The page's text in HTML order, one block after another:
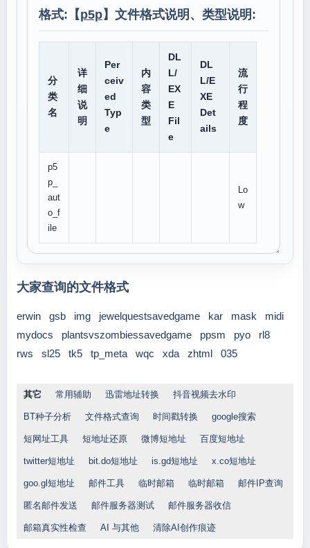
格式:【p5p】文件格式说明、类型说明:
分
类
名
详
细
说
明
Per
ceiv
ed
Typ
e
内
容
类
型
DL
L/
EX
E
Fil
e
DL
L/E
XE
Det
ails
流
行
程
度
p5
p_
aut
o_f
ile
Lo
w
大家查询的文件格式
erwin gsb img jewelquestsavedgame kar mask
midi
mydocs
plantsvszombiessavedgame ppsm pyo
rl8
rws
sl25 tk5 tp_meta wqc xda zhtml 035
其它 常用辅助 迅雷地址转换 抖音视频去水印
BT种子分析 文件格式查询 时间戳转换 google搜索
短网址工具 短地址还原 微博短地址 百度短地址
twitter短地址 bit.do短地址 is.gd短地址 x.co短地址
goo.gl短地址 邮件工具 临时邮箱 临时邮箱 邮件IP查询
匿名邮件发送 邮件服务器测试 邮件服务器收信
邮箱真实性检查 AI 与其他 清除AI创作痕迹